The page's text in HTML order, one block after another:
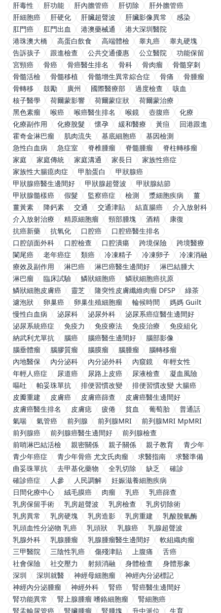
肝毒性
肝功能 肝內膽管癌 肝切除
肝外膽管癌
肝細胞癌
肝硬化 肝臟超聲波 肝臟影像異常
感染
肛門癌
肛門出血 港澳藥械通
港大深圳醫院
港珠澳大橋
高蛋白飲食 高端體檢 睾丸癌
睾丸硬塊
告訴孩子
跟進檢查 公共交通優惠 公立醫院
功能保留
宮頸癌
骨癌 骨癌醫生排名 骨科 骨肉瘤
骨髓穿刺
骨髓活檢
骨髓移植 骨髓增生異常綜合症 骨痛
骨腫瘤
骨轉移
鼓勵 廣州 國際醫療部 過度檢查
咳血
核子醫學
荷爾蒙影響 荷爾蒙症狀
荷爾蒙治療
黑色素瘤
喉癌 喉癌醫生排名 喉鏡 壺腹癌
化療
化療副作用
化療脫髮 懷孕 緩和醫療 黃疸
回港跟進
霍奇金淋巴瘤
肌肉流失 基底細胞癌
基因檢測
急性白血病
急症室 脊椎腫瘤 脊髓腫瘤
脊柱轉移瘤
家庭
家庭傳統 家庭溝通 家長日
家族性癌症
家族性大腸瘜肉症
甲胎蛋白
甲狀腺癌
甲狀腺癌醫生邊間好
甲狀腺超聲波
甲狀腺結節
甲狀腺髓樣癌
假髮 監察癌症 檢測 漿細胞疾病
薑
薑黃素
降鈣素 交通 交通津貼 結直腸癌
介入放射科
介入放射治療
精原細胞瘤 頸部腫塊 酒精
康復
抗癌新藥
抗氧化 口腔癌
口腔癌醫生排名
口腔頜面外科
口腔檢查 口腔潰瘍 跨境保險
跨境醫療
闌尾癌
老年癌症 類癌 冷凍精子 冷凍卵子
冷凍消融
療效及副作用
淋巴癌 淋巴癌醫生邊間好
淋巴結腫大
淋巴瘤
臨床試驗 鱗狀細胞癌
鱗狀細胞癌抗原
鱗狀細胞皮膚癌
靈芝 隆突性皮膚纖維肉瘤 DFSP
綠茶
濾泡狀
卵巢癌 卵巢生殖細胞瘤 輪候時間
媽媽 Guilt
慢性白血病
泌尿科 泌尿外科
泌尿系癌症醫生邊間好
泌尿系統癌症
免疫力 免疫療法 免疫治療
免疫組化
納武利尤單抗
腦癌 腦癌醫生邊間好
腦部影像
腦垂體瘤
腦膠質瘤 腦膜瘤 腦腫瘤
腦轉移瘤
內地醫保
內分泌科 內分泌外科 內窺鏡
年輕女性
年輕人癌症
尿道癌 尿路上皮癌 尿液檢查
凝血風險
嘔吐
帕妥珠單抗 排便習慣改變
排便習慣改變 大腸癌
皮瓣重建
皮膚癌 皮膚癌篩查
皮膚癌醫生邊間好
皮膚癌醫生排名
皮膚痣 疲倦 貧血 葡萄胎
普通話
氣喘
氣管癌 前列腺 前列腺MRI
前列腺MRI MpMRI
前列腺癌
前列腺癌醫生邊間好
前列腺檢查
前哨淋巴結活檢
親密關係 親子關係 親子教育
青少年
青少年癌症
青少年骨癌 尤文氏肉瘤 求醫指南
求醫準備
曲妥珠單抗
去甲基化藥物 全乳切除 缺乏
確診
確診癌症
人參 人民調解
妊娠滋養細胞疾病
日間化療中心
絨毛膜癌 肉瘤 乳癌
乳癌篩查
乳房保留手術
乳房超聲波 乳房檢查
乳房切除術
乳房異常
乳房硬塊 乳房造影 乳房重建
乳酸脫氫酶
乳頭血性分泌物 乳癌
乳頭狀 乳腺癌
乳腺超聲波
乳腺外科
乳腺腫瘤 乳腺腫瘤醫生邊間好
軟組織肉瘤
三甲醫院
三陰性乳癌 傷殘津貼 上腹痛
舌癌
社會保險
社交壓力 射頻消融 身體檢查
身體形象
深圳
深圳就醫 神經母細胞瘤
神經內分泌標記
神經內分泌腫瘤
神經外科 腎癌
腎癌醫生邊間好
腎功能異常
腎上腺腫瘤 嗜鉻細胞瘤
腎細胞癌
腎盂輸尿管癌
腎臟腫瘤 腎腫塊 升中派位 生育